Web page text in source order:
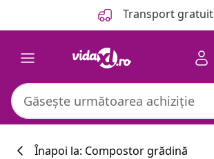
Transport gratuit
Înapoi la: Compostor grădină